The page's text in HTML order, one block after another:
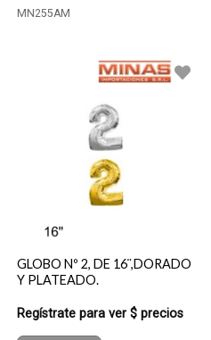
MN255AM
GLOBO Nº 2, DE 16¨,DORADO
Y PLATEADO.
Regístrate para ver $ precios